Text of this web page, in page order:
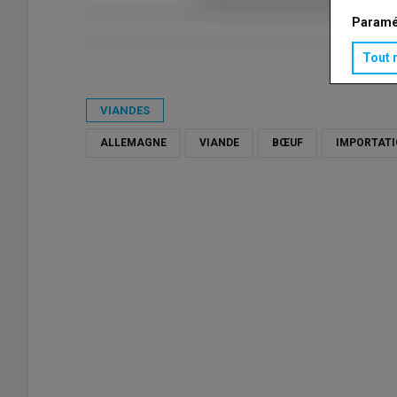
Virginie Pinson
VIANDES
ALLEMAGNE VIANDE BŒUF
Tout